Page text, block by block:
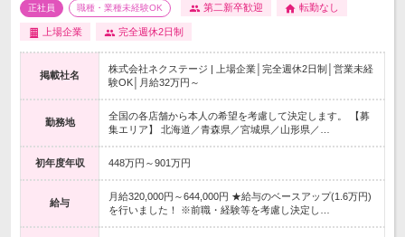
正社員 職種・業種未経験OK 第二新卒歓迎 転勤なし
上場企業 完全週休2日制
掲載社名
株式会社ネクステージ | 上場企業│完全週休2日制│営業未経
験OK│月給32万円～
勤務地
全国の各店舗から本人の希望を考慮して決定します。 【募
集エリア】 北海道／青森県／宮城県／山形県／…
初年度年収 448万円～901万円
給与
月給320,000円～644,000円 ★給与のベースアップ(1.6万円)
を行いました！ ※前職・経験等を考慮し決定し…